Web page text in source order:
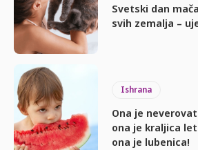
Svetski dan
svih zemalja –
Ishrana
Ona je
ona je kraljica
ona je lubenica!